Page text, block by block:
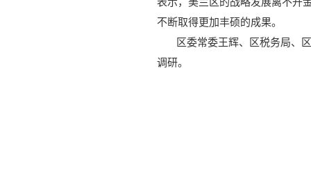
不断取得更加丰硕的成果。
区委常委王辉、区税务局、
调研。